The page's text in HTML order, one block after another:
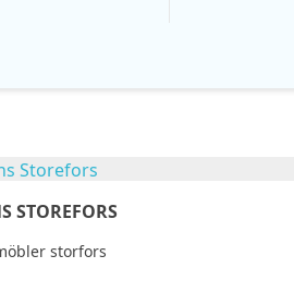
Storefors
möbler storfors
STOREFORS
storfors